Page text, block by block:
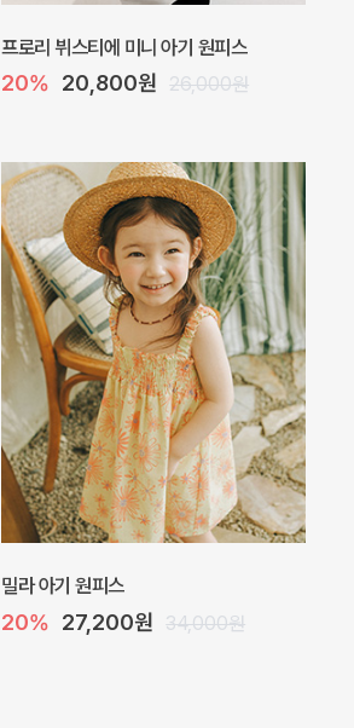
아롬 아기 점프수트
10% 27,000원 30,000원
플로아 바디수트
10% 35,100원 39,000원